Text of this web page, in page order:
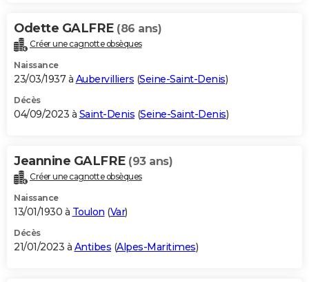
Odette GALFRE (86 ans)
Créer une cagnotte obsèques
Naissance
23/03/1937 à Aubervilliers (Seine-Saint-Denis)
Décès
04/09/2023 à Saint-Denis (Seine-Saint-Denis)
Jeannine GALFRE (93 ans)
Créer une cagnotte obsèques
Naissance
13/01/1930 à Toulon (Var)
Décès
21/01/2023 à Antibes (Alpes-Maritimes)